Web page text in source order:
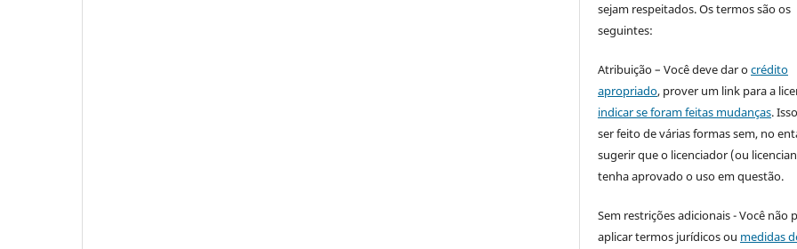
sejam respeitados. Os termos são os
seguintes:
Atribuição – Você deve dar ocrédito
apropriado, prover um link para a
indicar se foram feitas mudanças.
ser feito de várias formas sem, no
sugerir que o licenciador (ou
tenha aprovado o uso em questão.
Sem restrições adicionais - Você não
aplicar termos jurídicos ou medidas